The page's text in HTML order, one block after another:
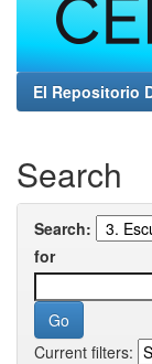
El Repositorio
Search
Search:
for
Current filters: